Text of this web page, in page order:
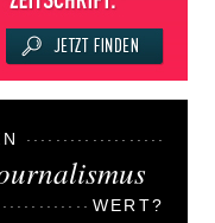
WERT?